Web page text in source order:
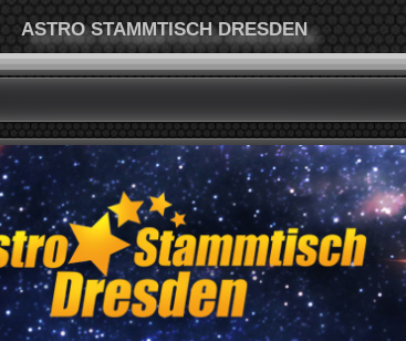
ASTRO STAMMTISCH DRESDEN